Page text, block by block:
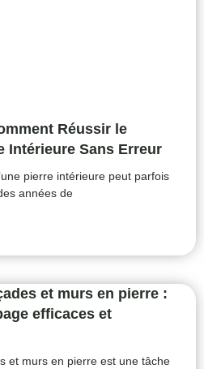
Réussir le
Intérieure Sans Erreur
pierre intérieure peut parfois
années de
et murs en pierre :
efficaces et
et murs en pierre est une tâche